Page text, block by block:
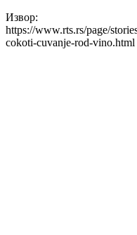
Извор:
https://www.rts.rs/page/
cokoti-cuvanje-rod-vino.html